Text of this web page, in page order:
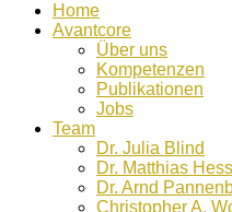
Home
Avantcore
Über uns
Kompetenzen
Publikationen
Jobs
Team
Dr. Julia Blind
Dr. Matthias
Dr. Arnd
Christopher A.